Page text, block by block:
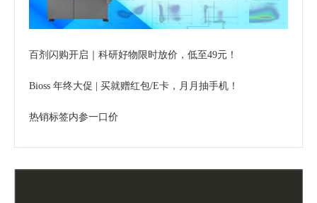
百剂闪购开启｜科研好物限时放价，低至49元！
Bioss 年终大促 | 买就赠红包/E卡，月月抽手机！
热销标签内参一口价